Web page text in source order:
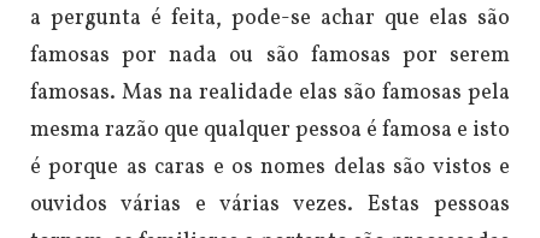
a pergunta é feita, pode-se achar que elas são
famosas por nada ou são famosas por serem
famosas. Mas na realidade elas são famosas pela
mesma razão que qualquer pessoa é famosa e isto
é porque as caras e os nomes delas são vistos e
ouvidos várias e várias vezes. Estas pessoas